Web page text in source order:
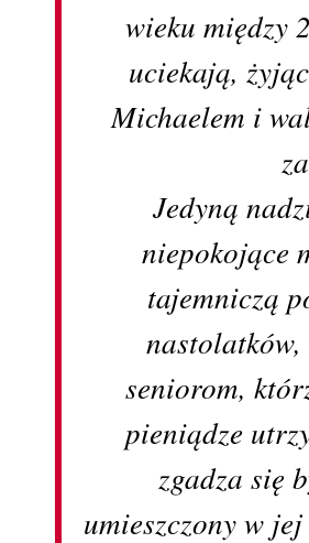
wieku między
uciekają,
Michaelem i
Jedyną
niepokojące
tajemniczą
nastolatków,
seniorom,
pieniądze
zgadza się
umieszczony w